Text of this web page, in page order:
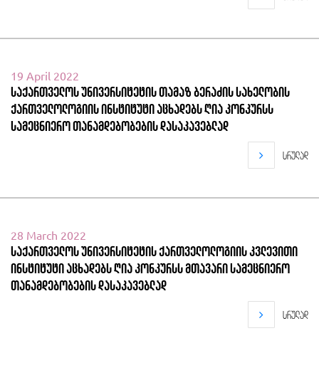
19 April 2022
საქართველოს უნივერსიტეტის თამაზ ბერაძის სახელობის
ქართველოლოგიის ინსტიტუტი აცხადებს ღია კონკურსს
სამეცნიერო თანამდებობების დასაკავებლად
სრულად
28 March 2022
საქართველოს უნივერსიტეტის ქართველოლოგიის კვლევითი
ინსტიტუტი აცხადებს ღია კონკურსს მთავარი სამეცნიერო
თანამდებობების დასაკავებლად
სრულად